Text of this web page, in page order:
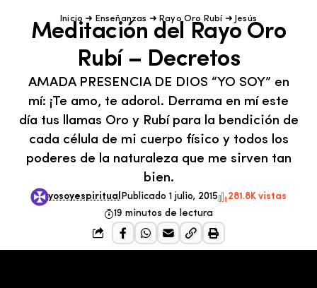
Inicio ➜ Enseñanzas ➜ Rayo Oro Rubí➜ Jesús
Meditación del Rayo Oro
Rubí – Decretos
AMADA PRESENCIA DE DIOS “YO SOY” en
mí: ¡Te amo, te adoro!. Derrama en mí este
día tus llamas Oro y Rubí para la bendición de
cada célula de mi cuerpo físico y todos los
poderes de la naturaleza que me sirven tan
bien.
yosoyespiritual Publicado 1 julio, 2015
281.8K vistas
19 minutos de lectura